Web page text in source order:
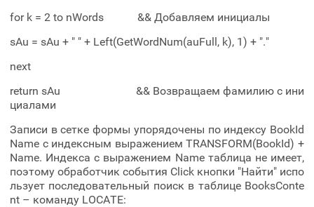
for k = 2 to nWords && Добавляем инициалы
sAu = sAu + " " + Left(GetWordNum(auFull, k), 1) + "."
next
return sAu && Возвращаем фамилию с ини
циалами
Записи в сетке формы упорядочены по индексу BookId
Name с индексным выражением TRANSFORM(BookId) +
Name. Индекса с выражением Name таблица не имеет,
поэтому обработчик события Click кнопки "Найти" испо
льзует последовательный поиск в таблице BooksConte
nt – команду LOCATE: